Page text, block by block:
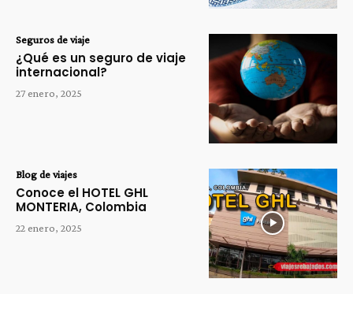
Seguros de viaje
¿Qué es un seguro de viaje
internacional?
27 enero, 2025
Blog de viajes
Conoce el HOTEL GHL
MONTERIA, Colombia
22 enero, 2025